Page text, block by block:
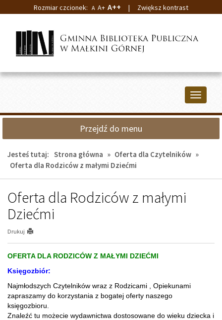
wyszukiwarki
Rozmiar czcionek: A A+ A++ | Zwiększ kontrast
Przełącz
Przejdź do menu
Jesteś tutaj: Strona główna » Oferta dla Czytelników »
Oferta dla Rodziców z małymi Dziećmi
Oferta dla Rodziców z małymi
Dziećmi
Drukuj
OFERTA DLA RODZICÓW Z MAŁYMI DZIEĆMI
Księgozbiór:
Najmłodszych Czytelników wraz z Rodzicami , Opiekunami
zapraszamy do korzystania z bogatej oferty naszego
księgozbioru.
Znaleźć tu możecie wydawnictwa dostosowane do wieku dziecka i